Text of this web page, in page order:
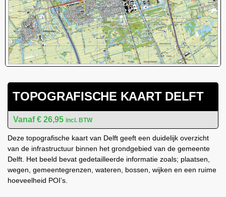
TOPOGRAFISCHE KAART DELFT
€ 26,95 incl. BTW
Deze topografische kaart van Delft geeft een duidelijk overzicht
van de infrastructuur binnen het grondgebied van de gemeente
Delft. Het beeld bevat gedetailleerde informatie zoals; plaatsen,
wegen, gemeentegrenzen, wateren, bossen, wijken en een ruime
hoeveelheid POI’s.